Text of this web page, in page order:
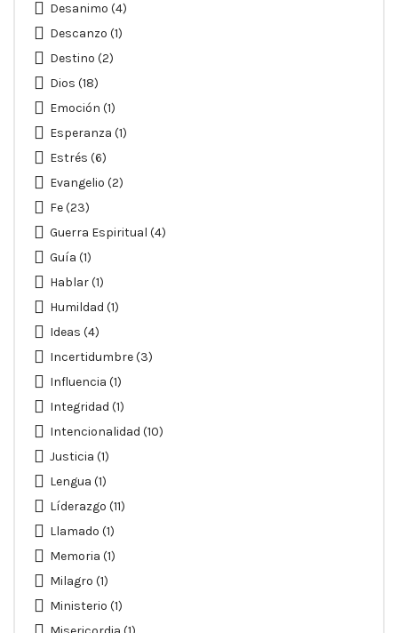
Desanimo (4)
Descanzo (1)
Destino (2)
Dios (18)
Emoción (1)
Esperanza (1)
Estrés (6)
Evangelio (2)
Fe(23)
Guerra Espiritual (4)
Guía (1)
Hablar(1)
Humildad (1)
Ideas (4)
Incertidumbre(3)
Influencia (1)
Integridad (1)
Intencionalidad (10)
Justicia (1)
Lengua (1)
Líderazgo (11)
Llamado (1)
Memoria (1)
Milagro (1)
Ministerio (1)